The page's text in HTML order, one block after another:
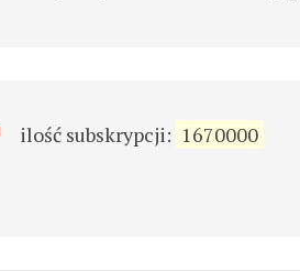
ilość subskrypcji: 1670000